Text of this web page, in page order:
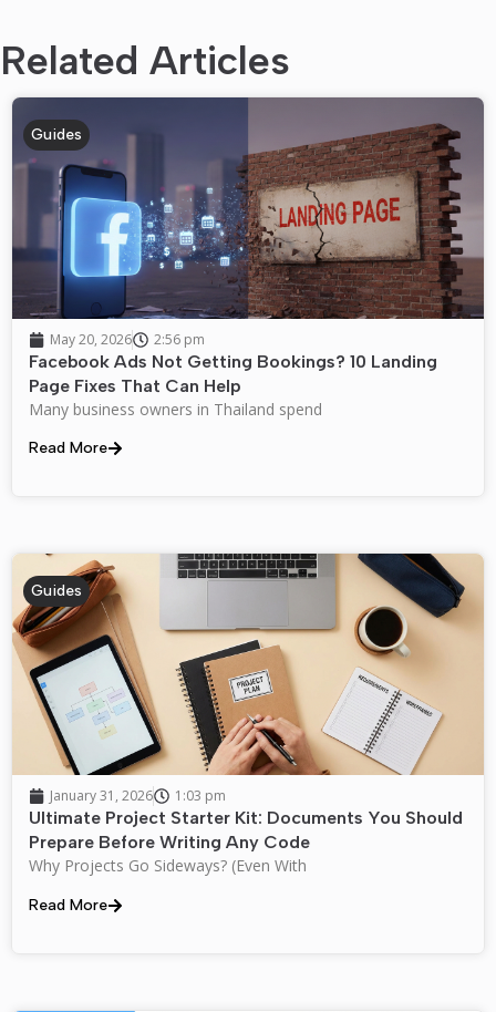
Related Articles
Guides
May 20, 2026 2:56 pm
Facebook Ads Not Getting Bookings? 10 Landing
Page Fixes That Can Help
Many business owners in Thailand spend
Read More
Guides
January 31, 2026 1:03 pm
Ultimate Project Starter Kit: Documents You Should
Prepare Before Writing Any Code
Why Projects Go Sideways? (Even With
Read More